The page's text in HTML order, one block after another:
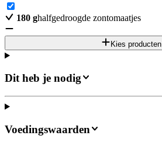
180 ghalfgedroogde zontomaatjes
Kies producten
Dit heb je nodig
Voedingswaarden